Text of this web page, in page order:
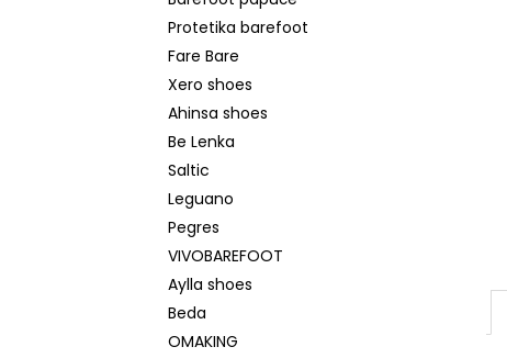
Protetika barefoot
Fare Bare
Xero shoes
Ahinsa shoes
Be Lenka
Saltic
Leguano
Pegres
VIVOBAREFOOT
Aylla shoes
Beda
OMAKING
BEDA SANDÁLY BFN 170010/SD/W/NL
1 290 Kč
1 590 Kč